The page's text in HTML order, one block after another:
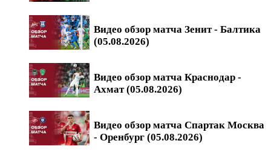
Видео обзор матча Зенит - Балтика
(05.08.2026)
Видео обзор матча Краснодар -
Ахмат (05.08.2026)
Видео обзор матча Спартак Москва
- Оренбург (05.08.2026)